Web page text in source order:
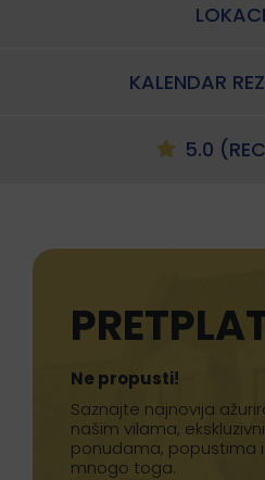
KALENDAR
5.0
Ne propusti!
Saznajte najnovija
našim vilama,
ponudama, popustima
mnogo toga.